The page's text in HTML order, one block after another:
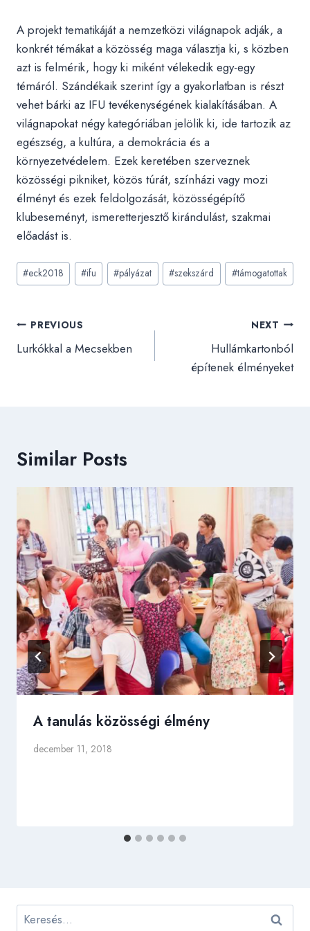
A projekt tematikáját a nemzetközi világnapok adják, a
konkrét témákat a közösség maga választja ki, s közben
azt is felmérik, hogy ki miként vélekedik egy-egy
témáról. Szándékaik szerint így a gyakorlatban is részt
vehet bárki az IFU tevékenységének kialakításában. A
világnapokat négy kategóriában jelölik ki, ide tartozik az
egészség, a kultúra, a demokrácia és a
környezetvédelem. Ezek keretében szerveznek
közösségi pikniket, közös túrát, színházi vagy mozi
élményt és ezek feldolgozását, közösségépítő
klubeseményt, ismeretterjesztő kirándulást, szakmai
előadást is.
Post
Tags:
#eck2018 #ifu #pályázat #szekszárd #támogatottak
Bejegyzés
navigáció
PREVIOUS
Lurkókkal a Mecsekben
NEXT
Hullámkartonból
építenek élményeket
Similar Posts
A tanulás közösségi élmény
december 11, 2018
Keresés: